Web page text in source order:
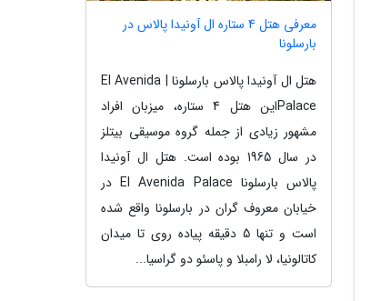
معرفی هتل 4 ستاره ال آونیدا پالاس در
بارسلونا
هتل ال آونیدا پالاس بارسلونا | El Avenida
Palaceاین هتل 4 ستاره، میزبان افراد
مشهور زیادی از جمله گروه موسیقی بیتلز
در سال 1965 بوده است. هتل ال آونیدا
پالاس بارسلونا El Avenida Palace در
خیابان معروف گران در بارسلونا واقع شده
است و تنها 5 دقیقه پیاده روی تا میدان
کاتالونیا، لا رامبلا و پاسئو دو گراسیا...